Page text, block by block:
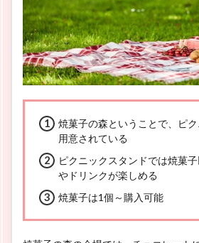
焼菓子の森ということで、ピ
用意されている
ピクニックスタンドでは焼菓
やドリンクが楽しめる
焼菓子は1個～購入可能